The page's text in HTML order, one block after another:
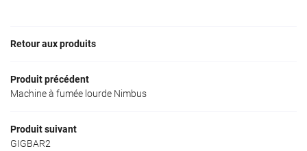
Retour aux produits
Produit précédent
Machine à fumée lourde Nimbus
Produit suivant
GIGBAR2